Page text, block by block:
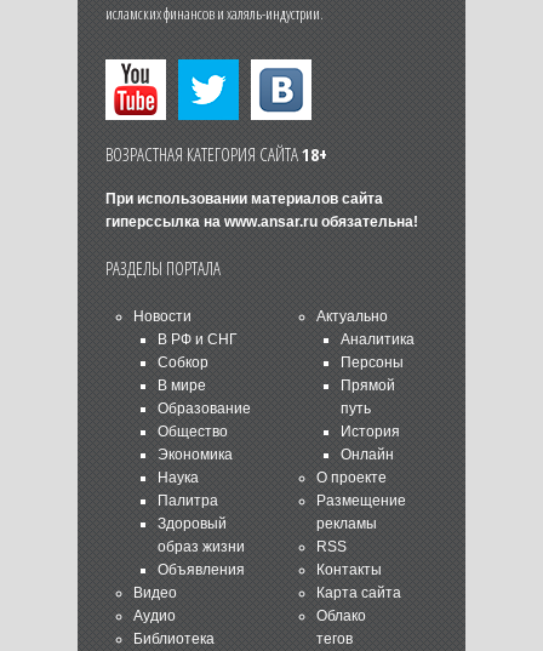
исламских финансов и халяль-индустрии.
ВОЗРАСТНАЯ КАТЕГОРИЯ САЙТА18+
При использовании материалов сайта
гиперссылка на www.ansar.ruобязательна!
РАЗДЕЛЫ ПОРТАЛА
Новости
В РФ и СНГ
Собкор
В мире
Образование
Общество
Экономика
Наука
Палитра
Здоровый
образ жизни
Объявления
Видео
Аудио
Библиотека
Актуально
Аналитика
Персоны
Прямой
путь
История
Онлайн
О проекте
Размещение
рекламы
RSS
Контакты
Карта сайта
Облако
тегов